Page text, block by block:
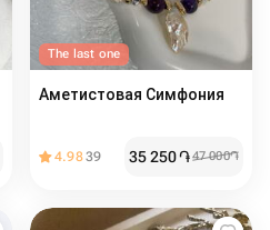
The last one
Аметистовая Симфония
4.9839 35 250֏47 000֏